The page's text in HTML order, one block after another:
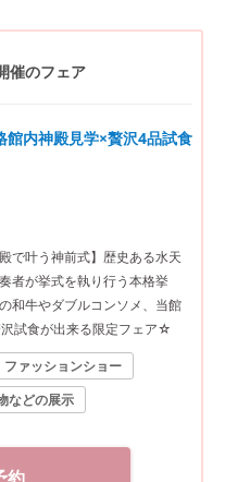
催のフェア
館内神殿見学×贅沢4品試食
で叶う神前式】歴史ある水天
者が挙式を執り行う本格挙
和牛やダブルコンソメ、当館
試食が出来る限定フェア☆
ファッションショー
などの展示